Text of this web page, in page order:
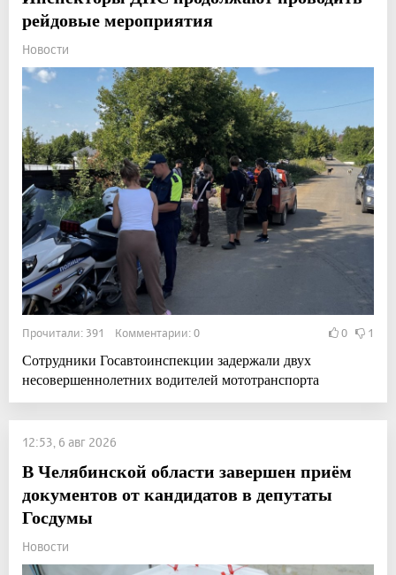
рейдовые мероприятия
Новости
Прочитали: 391 Комментарии: 0 0 1
Сотрудники Госавтоинспекции задержали двух
несовершеннолетних водителей мототранспорта
12:53, 6 авг 2026
В Челябинской области завершен приём
документов от кандидатов в депутаты
Госдумы
Новости